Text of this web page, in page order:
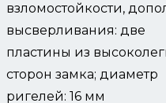
взломостойкости,
высверливания: две
пластины из
сторон замка; диаметр
ригелей: 16 мм